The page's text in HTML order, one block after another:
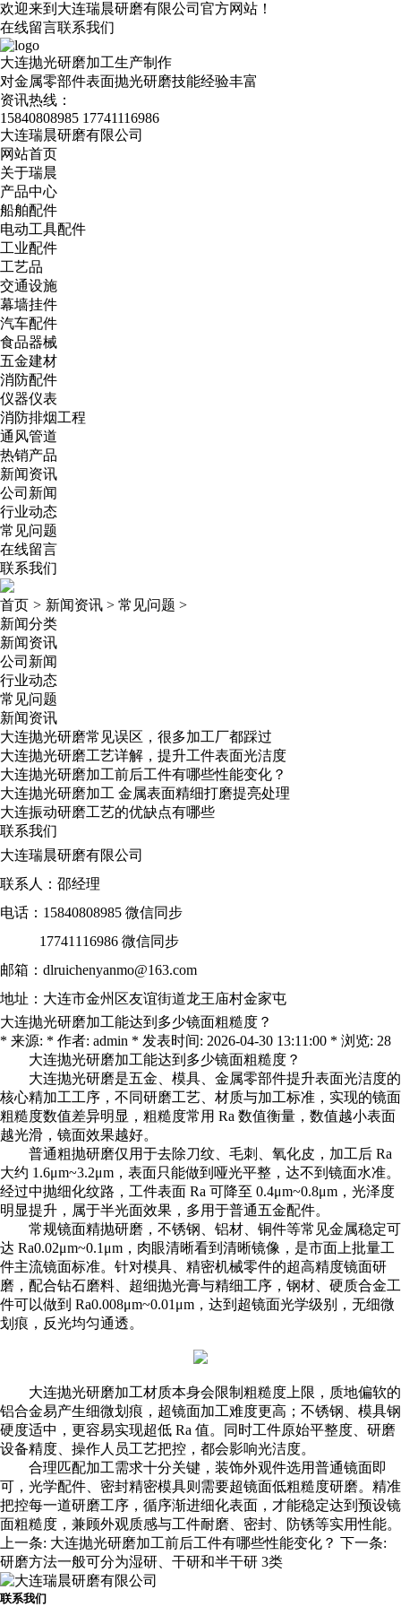
欢迎来到大连瑞晨研磨有限公司官方网站！
在线留言联系我们
大连抛光研磨加工生产制作
对金属零部件表面抛光研磨技能经验丰富
资讯热线：
15840808985 17741116986
大连瑞晨研磨有限公司
网站首页
关于瑞晨
产品中心
船舶配件
电动工具配件
工业配件
工艺品
交通设施
幕墙挂件
汽车配件
食品器械
五金建材
消防配件
仪器仪表
消防排烟工程
通风管道
热销产品
新闻资讯
公司新闻
行业动态
常见问题
在线留言
联系我们
首页 > 新闻资讯 > 常见问题 >
新闻分类
新闻资讯
公司新闻
行业动态
常见问题
新闻资讯
大连抛光研磨常见误区，很多加工厂都踩过
大连抛光研磨工艺详解，提升工件表面光洁度
大连抛光研磨加工前后工件有哪些性能变化？
大连抛光研磨加工 金属表面精细打磨提亮处理
大连振动研磨工艺的优缺点有哪些
联系我们
大连瑞晨研磨有限公司
联系人：邵经理
电话：15840808985 微信同步
17741116986 微信同步
邮箱：dlruichenyanmo@163.com
地址：大连市金州区友谊街道龙王庙村金家屯
大连抛光研磨加工能达到多少镜面粗糙度？
* 来源: * 作者: admin * 发表时间: 2026-04-30 13:11:00 * 浏览: 28
大连抛光研磨加工能达到多少镜面粗糙度？
大连抛光研磨是五金、模具、金属零部件提升表面光洁度的
核心精加工工序，不同研磨工艺、材质与加工标准，实现的镜面
粗糙度数值差异明显，粗糙度常用 Ra 数值衡量，数值越小表面
越光滑，镜面效果越好。
普通粗抛研磨仅用于去除刀纹、毛刺、氧化皮，加工后 Ra
大约 1.6μm~3.2μm，表面只能做到哑光平整，达不到镜面水准。
经过中抛细化纹路，工件表面 Ra 可降至 0.4μm~0.8μm，光泽度
明显提升，属于半光面效果，多用于普通五金配件。
常规镜面精抛研磨，不锈钢、铝材、铜件等常见金属稳定可
达 Ra0.02μm~0.1μm，肉眼清晰看到清晰镜像，是市面上批量工
件主流镜面标准。针对模具、精密机械零件的超高精度镜面研
磨，配合钻石磨料、超细抛光膏与精细工序，钢材、硬质合金工
件可以做到 Ra0.008μm~0.01μm，达到超镜面光学级别，无细微
划痕，反光均匀通透。
大连抛光研磨加工材质本身会限制粗糙度上限，质地偏软的
铝合金易产生细微划痕，超镜面加工难度更高；不锈钢、模具钢
硬度适中，更容易实现超低 Ra 值。同时工件原始平整度、研磨
设备精度、操作人员工艺把控，都会影响光洁度。
合理匹配加工需求十分关键，装饰外观件选用普通镜面即
可，光学配件、密封精密模具则需要超镜面低粗糙度研磨。精准
把控每一道研磨工序，循序渐进细化表面，才能稳定达到预设镜
面粗糙度，兼顾外观质感与工件耐磨、密封、防锈等实用性能。
上一条: 大连抛光研磨加工前后工件有哪些性能变化？ 下一条:
研磨方法一般可分为湿研、干研和半干研 3类
联系我们